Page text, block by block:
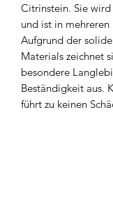
Citrinstein. Sie
und ist in
Aufgrund der
Materials zeichnet
besondere
Beständigkeit aus.
führt zu keinen